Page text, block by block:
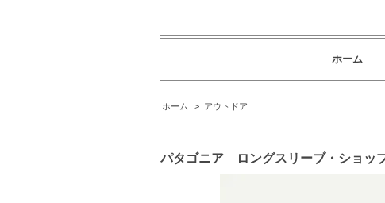
ホーム
ホーム > アウトドア
パタゴニア ロングスリーブ・ショッ